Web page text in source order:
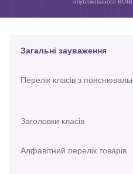
Загальні зауваження
Перелік класів з
Заголовки класів
Алфавітний перелік товарів